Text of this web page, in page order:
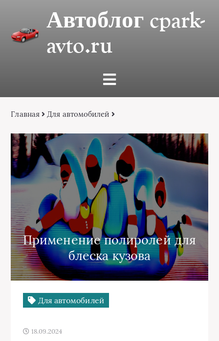
Автоблог cpark-
avto.ru
Главная Для автомобилей
Применение полиролей для
блеска кузова
Для автомобилей
18.09.2024